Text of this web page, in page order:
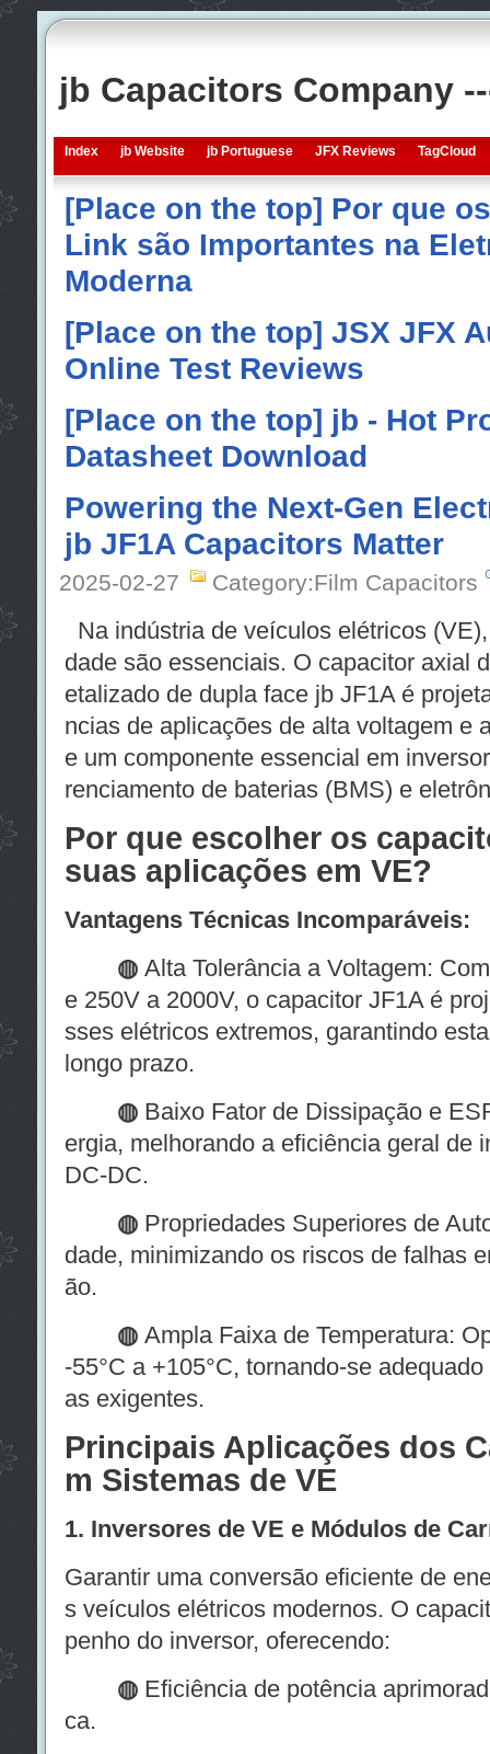
jb Capacitors Company
Index jb Website jb Portuguese JFX Reviews TagCloud
[Place on the top] Por que
Link são Importantes na
Moderna
[Place on the top] JSX JFX
Online Test Reviews
[Place on the top] jb - Hot
Datasheet Download
Powering the Next-Gen
jb JF1A Capacitors Matter
2025-02-27 Category:Film Capacitors
Na indústria de veículos elétricos
dade são essenciais. O capacitor axial
etalizado de dupla face jb JF1A é
ncias de aplicações de alta voltagem e
e um componente essencial em
renciamento de baterias (BMS) e
Por que escolher os
suas aplicações em VE?
Vantagens Técnicas Incomparáveis:
◍ Alta Tolerância a Voltagem:
e 250V a 2000V, o capacitor JF1A é
sses elétricos extremos, garantindo
longo prazo.
◍ Baixo Fator de Dissipação e
ergia, melhorando a eficiência geral de
DC-DC.
◍ Propriedades Superiores de
dade, minimizando os riscos de falhas
ão.
◍ Ampla Faixa de Temperatura:
-55°C a +105°C, tornando-se
as exigentes.
Principais Aplicações dos
m Sistemas de VE
1. Inversores de VE e Módulos de
Garantir uma conversão eficiente de
s veículos elétricos modernos. O
penho do inversor, oferecendo:
◍ Eficiência de potência
ca.